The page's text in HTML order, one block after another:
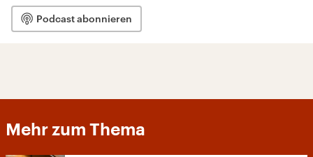
Podcast abonnieren
Mehr zum Thema